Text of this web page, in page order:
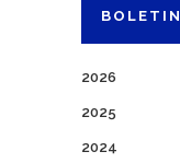
2026
2025
2024